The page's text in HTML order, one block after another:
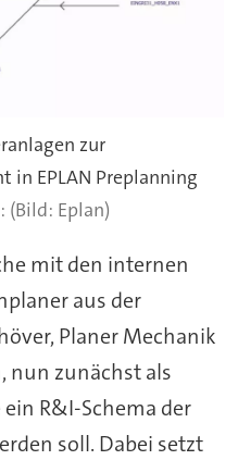
zur
in EPLAN Preplanning
(Bild: Eplan)
mit den internen
aus der
Planer Mechanik
nun zunächst als
R&I-Schema der
soll. Dabei setzt